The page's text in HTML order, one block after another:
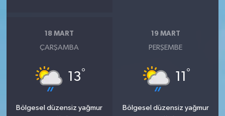
18 MART
ÇARŞAMBA
13°
Bölgesel düzensiz yağmur
19 MART
PERŞEMBE
11 °
Bölgesel düzensiz yağmur